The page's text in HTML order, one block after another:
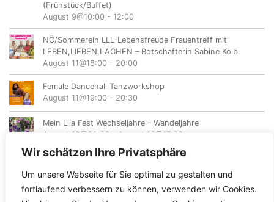
Wir schätzen Ihre Privatsphäre
Um unsere Webseite für Sie optimal zu gestalten und
fortlaufend verbessern zu können, verwenden wir Cookies.
(Frühstück/Buffet)
August 9@10:00 - 12:00
NÖ/Sommerein LLL-Lebensfreude Frauentreff mit
LEBEN,LIEBEN,LACHEN – Botschafterin Sabine Kolb
August 11@18:00 - 20:00
Female Dancehall Tanzworkshop
August 11@19:00 - 20:30
Mein Lila Fest Wechseljahre – Wandeljahre
August 12@08:00
August 16@17:00